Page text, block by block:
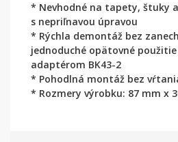
* Nevhodné na tapety, štuky
s nepriľnavou úpravou
* Rýchla demontáž bez
jednoduché opätovné
adaptérom BK43-2
* Pohodlná montáž bez
* Rozmery výrobku: 87 mm x